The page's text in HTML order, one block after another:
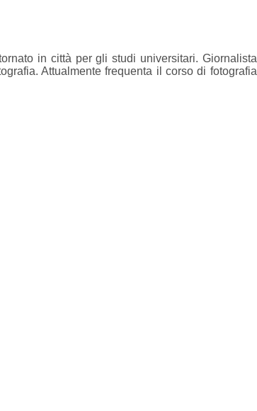
in città per gli studi universitari. Giornalista
Attualmente frequenta il corso di fotografia